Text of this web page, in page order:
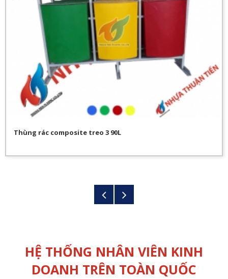
Thùng rác composite treo 3 90L
HỆ THỐNG NHÂN VIÊN KINH
DOANH TRÊN TOÀN QUỐC